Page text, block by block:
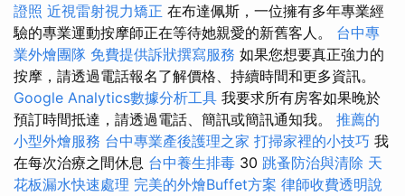
證照 近視雷射視力矯正 在布達佩斯，一位擁有多年專業經
驗的專業運動按摩師正在等待她親愛的新舊客人。 台中專
業外燴團隊 免費提供訴狀撰寫服務 如果您想要真正強力的
按摩，請透過電話報名了解價格、持​​續時間和更多資訊。
Google Analytics數據分析工具 我要求所有房客如果晚於
預訂時間抵達，請透過電話、簡訊或簡訊通知我。 推薦的
小型外燴服務 台中專業產後護理之家 打掃家裡的小技巧 我
在每次治療之間休息 台中養生排毒 30 跳蚤防治與清除 天
花板漏水快速處理 完美的外燴Buffet方案 律師收費透明說